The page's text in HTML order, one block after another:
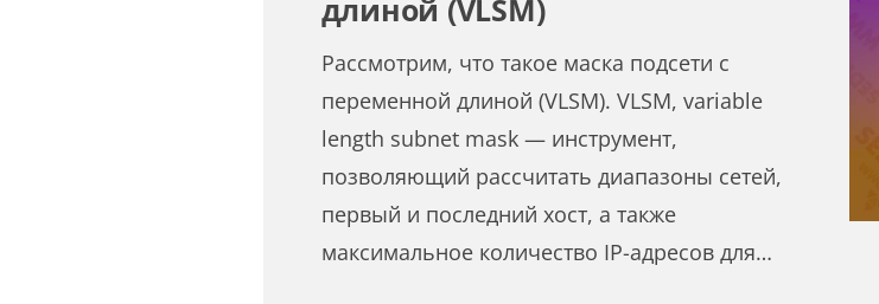
длиной (VLSM)
Рассмотрим, что такое маска подсети с
переменной длиной (VLSM). VLSM, variable
length subnet mask — инструмент,
позволяющий рассчитать диапазоны сетей,
первый и последний хост, а также
максимальное количество IP-адресов для…